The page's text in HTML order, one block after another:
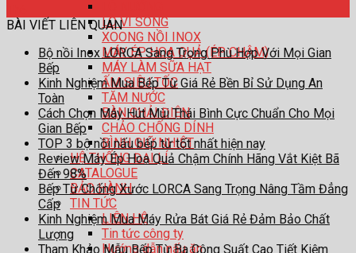
LÒ VI SÓNG
XOONG NỒI INOX
MÁY ÉP HOA QUẢ (ÉP CHẬM)
MÁY LÀM SỮA HẠT
ẤM SIÊU TỐC
TĂM NƯỚC
BÀN CHẢI ĐIỆN
CHẢO CHỐNG DÍNH
BÌNH GIỮ NHIỆT
HỆ THỐNG ĐẠI LÍ
CATALOGUE
BẢO HÀNH
TIN TỨC
LIÊN HỆ
Tin tức công ty
Hướng dẫn nấu ăn
BÀI VIẾT LIÊN QUAN
Bộ nồi Inox LORCA Sang Trọng Phù Hợp Với Mọi Gian
Bếp
Kinh Nghiệm Mua Bếp Từ Giá Rẻ Bền Bỉ Sử Dụng An
Toàn
Cách Chọn Máy Hút Mùi Thái Bình Cực Chuẩn Cho Mọi
Gian Bếp
TOP 3 bộ nồi nấu bếp từ tốt nhất hiện nay
Review Máy Ép Hoa Quả Chậm Chính Hãng Vắt Kiệt Bã
Đến 98%
Bếp Từ Chống Xước LORCA Sang Trọng Nâng Tầm Đẳng
Cấp
Kinh Nghiệm Mua Máy Rửa Bát Giá Rẻ Đảm Bảo Chất
Lượng
Tham Khảo Mẫu Bếp Từ Ba Công Suất Cao Tiết Kiệm